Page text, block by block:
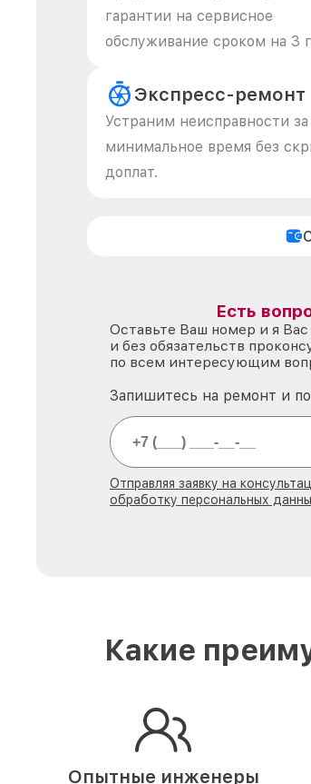
гарантии на сервисное
обслуживание сроком на 3
Экспресс-ремонт
Устраним неисправности за
минимальное время без
доплат.
Есть
Оставьте Ваш номер и я Вас
и без обязательств
по всем интересующим
Запишитесь на ремонт и
Отправляя заявку на
обработку персональных
Какие
Опытные инженеры